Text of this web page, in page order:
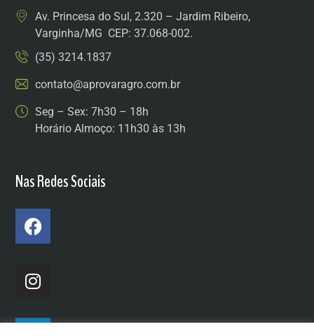
Av. Princesa do Sul, 2.320 – Jardim Ribeiro,
Varginha/MG CEP: 37.068-002.
(35) 3214.1837
contato@aprovaragro.com.br
Seg – Sex: 7h30 – 18h
Horário Almoço: 11h30 às 13h
Nas Redes Sociais